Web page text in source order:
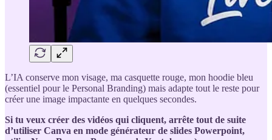
L’IA conserve mon visage, ma casquette rouge, mon hoodie bleu
(essentiel pour le Personal Branding) mais adapte tout le reste pour
créer une image impactante en quelques secondes.
Si tu veux créer des vidéos qui cliquent, arrête tout de suite
d’utiliser Canva en mode générateur de slides Powerpoint,